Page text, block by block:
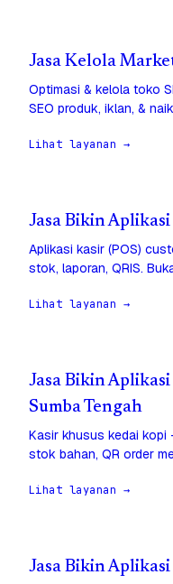
Jasa Kelola
Optimasi & kelola toko
SEO produk, iklan, &
Lihat layanan →
Jasa Bikin
Aplikasi kasir (POS)
stok, laporan, QRIS.
Lihat layanan →
Jasa Bikin
Sumba Tengah
Kasir khusus kedai
stok bahan, QR order
Lihat layanan →
Jasa Bikin